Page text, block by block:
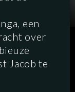
een
over
Jacob te